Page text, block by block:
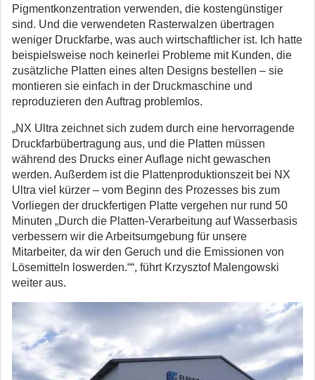
Pigmentkonzentration verwenden, die kostengünstiger
sind. Und die verwendeten Rasterwalzen übertragen
weniger Druckfarbe, was auch wirtschaftlicher ist. Ich hatte
beispielsweise noch keinerlei Probleme mit Kunden, die
zusätzliche Platten eines alten Designs bestellen – sie
montieren sie einfach in der Druckmaschine und
reproduzieren den Auftrag problemlos.
„NX Ultra zeichnet sich zudem durch eine hervorragende
Druckfarbübertragung aus, und die Platten müssen
während des Drucks einer Auflage nicht gewaschen
werden. Außerdem ist die Plattenproduktionszeit bei NX
Ultra viel kürzer – vom Beginn des Prozesses bis zum
Vorliegen der druckfertigen Platte vergehen nur rund 50
Minuten „Durch die Platten-Verarbeitung auf Wasserbasis
verbessern wir die Arbeitsumgebung für unsere
Mitarbeiter, da wir den Geruch und die Emissionen von
Lösemitteln loswerden.““, führt Krzysztof Malengowski
weiter aus.